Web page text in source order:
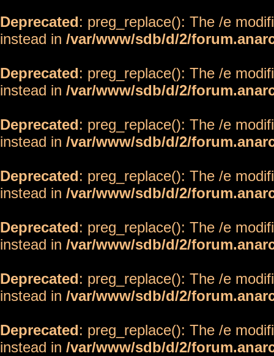
Deprecated: preg_replace(): The /e
instead in /var/www/sdb/d/2/
Deprecated: preg_replace(): The /e
instead in /var/www/sdb/d/2/
Deprecated: preg_replace(): The /e
instead in /var/www/sdb/d/2/
Deprecated: preg_replace(): The /e
instead in /var/www/sdb/d/2/
Deprecated: preg_replace(): The /e
instead in /var/www/sdb/d/2/
Deprecated: preg_replace(): The /e
instead in /var/www/sdb/d/2/
Deprecated: preg_replace(): The /e
instead in /var/www/sdb/d/2/